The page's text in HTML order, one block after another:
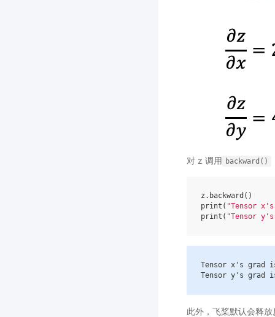
对 z 调用 backward()
z . backward ()
print ( "Tensor
print ( "Tensor
Tensor x 's grad
Tensor y 's grad
此外，飞桨默认会释